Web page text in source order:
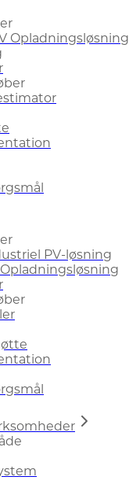
Opladningsløsning
PV-løsning
Opladningsløsning